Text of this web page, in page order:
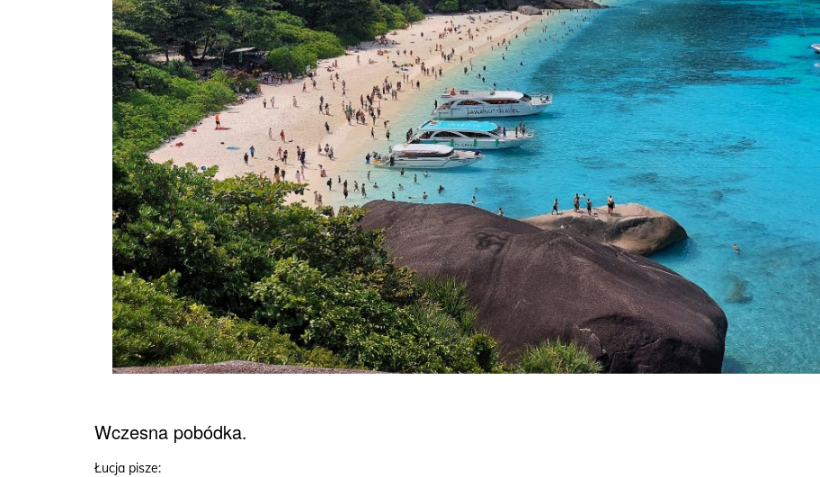
Wczesna pobódka.
Łucja pisze: